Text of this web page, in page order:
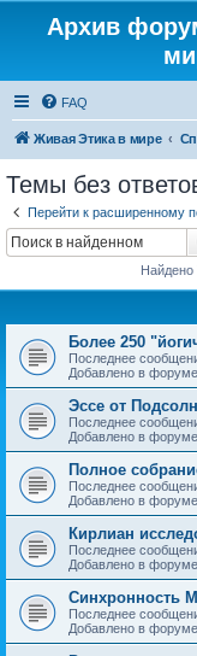
Архив
FAQ
Живая Этика в мире
Темы без
Перейти к расширенному
Найдено
Более 250
Последнее
Добавлено в форуме
Эссе от
Последнее
Добавлено в форуме
Полное
Последнее
Добавлено в форуме
Кирлиан
Последнее
Добавлено в форуме
Синхронность
Последнее
Добавлено в форуме